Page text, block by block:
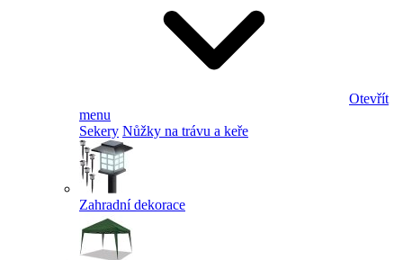
Otevřít
menu
Sekery Nůžky na trávu a keře
Zahradní dekorace